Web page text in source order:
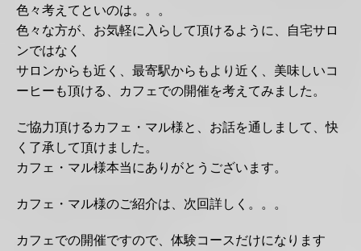
色々考えてといのは。。。
色々な方が、お気軽に入らして頂けるように、自宅サロ
ンではなく
サロンからも近く、最寄駅からもより近く、美味しいコ
ーヒーも頂ける、カフェでの開催を考えてみました。
ご協力頂けるカフェ・マル様と、お話を通しまして、快
く了承して頂けました。
カフェ・マル様本当にありがとうございます。
カフェ・マル様のご紹介は、次回詳しく。。。
カフェでの開催ですので、体験コースだけになります